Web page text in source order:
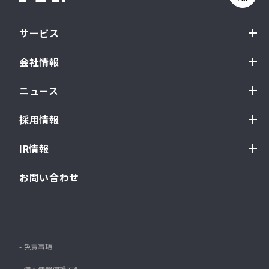
サービス
会社情報
ニュース
採用情報
IR情報
お問い合わせ
- 免責事項